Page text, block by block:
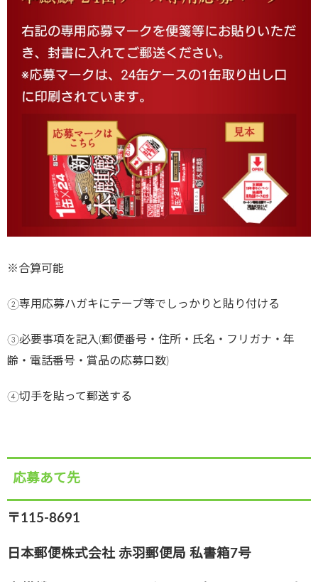
※合算可能
②専用応募ハガキにテープ等でしっかりと貼り付ける
③必要事項を記入(郵便番号・住所・氏名・フリガナ・年
齢・電話番号・賞品の応募口数)
④切手を貼って郵送する
応募あて先
〒115-8691
日本郵便株式会社 赤羽郵便局 私書箱7号